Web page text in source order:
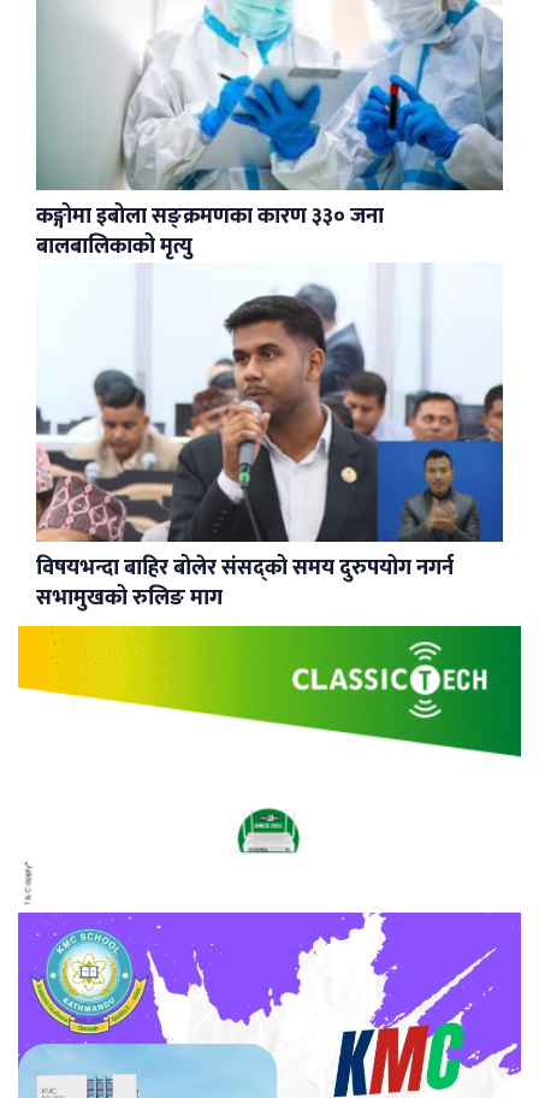
कङ्गोमा इबोला सङ्क्रमणका कारण ३३० जना
बालबालिकाको मृत्यु
विषयभन्दा बाहिर बोलेर संसद्को समय दुरुपयोग नगर्न
सभामुखको रुलिङ माग